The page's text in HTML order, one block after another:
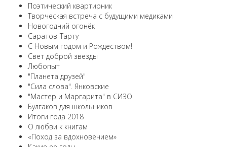
Поэтический квартирник
Творческая встреча с будущими медиками
Новогодний огонёк
Саратов-Тарту
С Новым годом и Рождеством!
Свет доброй звезды
Любопыт
"Планета друзей"
"Сила слова". Янковские
"Мастер и Маргарита" в СИЗО
Булгаков для школьников
Итоги года 2018
О любви к книгам
«Поход за вдохновением»